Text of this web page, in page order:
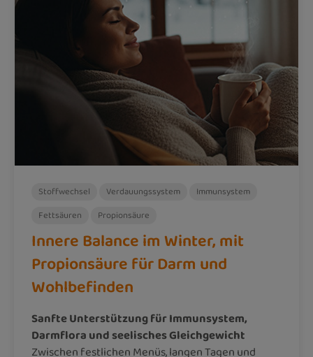
Stoffwechsel Verdauungssystem
Immunsystem
Fettsäuren
Propionsäure
Innere Balance im Winter, mit
Propionsäure für Darm und
Wohlbefinden
Sanfte Unterstützung für Immunsystem,
Darmflora und seelisches Gleichgewicht
Zwischen festlichen Menüs, langen Tagen und